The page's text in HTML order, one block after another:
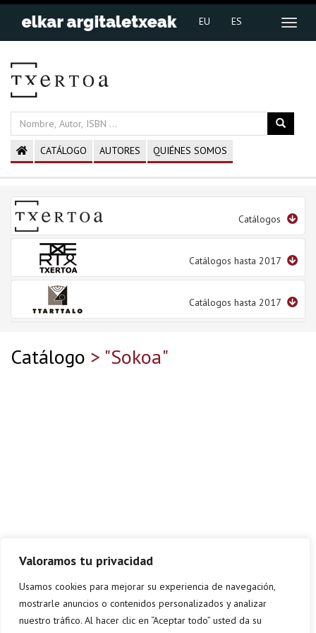
Valoramos tu privacidad
Usamos cookies para mejorar su experiencia de navegación,
mostrarle anuncios o contenidos personalizados y analizar
nuestro tráfico. Al hacer clic en “Aceptar todo” usted da su
EU ES
CATÁLOGO AUTORES QUIÉNES SOMOS
Catálogos
Catálogos hasta 2017
Catálogos hasta 2017
Catálogo > "Sokoa"